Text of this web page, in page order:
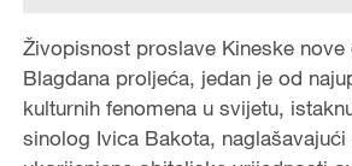
Živopisnost proslave Kineske nove
Blagdana proljeća, jedan je od
kulturnih fenomena u svijetu,
sinolog Ivica Bakota,